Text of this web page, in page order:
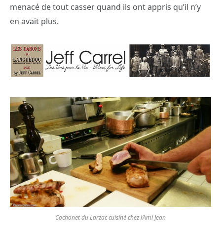
menacé de tout casser quand ils ont appris qu’il n’y
en avait plus.
Cochonet du Larzac cuisiné chez l’Ami Jean